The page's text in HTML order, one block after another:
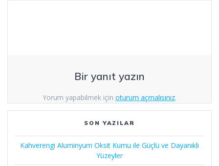
Bir yanıt yazın
Yorum yapabilmek için oturum açmalısınız.
SON YAZILAR
Kahverengi Aluminyum Oksit Kumu ile Güçlü ve Dayanıklı
Yüzeyler